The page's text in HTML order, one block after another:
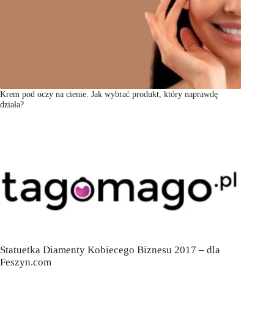
Krem pod oczy na cienie. Jak wybrać produkt, który naprawdę
działa?
Statuetka Diamenty Kobiecego Biznesu 2017 – dla
Feszyn.com